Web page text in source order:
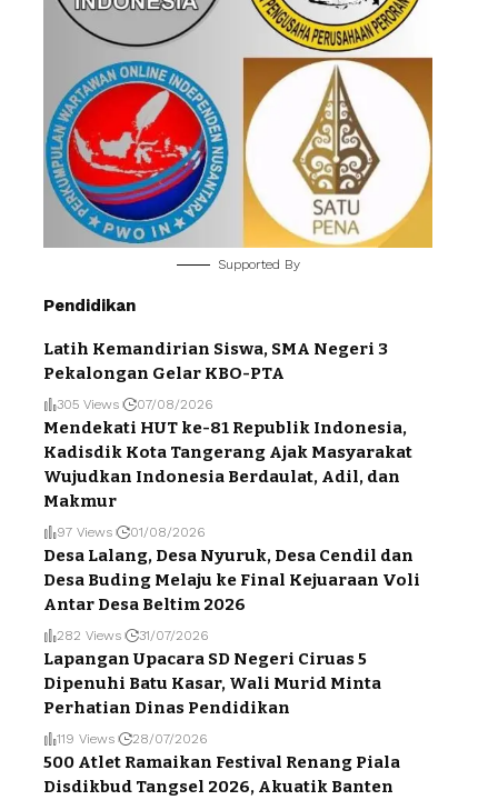
Supported By
Pendidikan
Latih Kemandirian Siswa, SMA Negeri 3
Pekalongan Gelar KBO-PTA
305 Views 07/08/2026
Mendekati HUT ke-81 Republik Indonesia,
Kadisdik Kota Tangerang Ajak Masyarakat
Wujudkan Indonesia Berdaulat, Adil, dan
Makmur
97 Views 01/08/2026
Desa Lalang, Desa Nyuruk, Desa Cendil dan
Desa Buding Melaju ke Final Kejuaraan Voli
Antar Desa Beltim 2026
282 Views 31/07/2026
Lapangan Upacara SD Negeri Ciruas 5
Dipenuhi Batu Kasar, Wali Murid Minta
Perhatian Dinas Pendidikan
119 Views 28/07/2026
500 Atlet Ramaikan Festival Renang Piala
Disdikbud Tangsel 2026, Akuatik Banten